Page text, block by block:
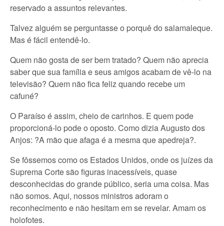
reservado a assuntos relevantes.
Talvez alguém se perguntasse o porquê do salamaleque.
Mas é fácil entendê-lo.
Quem não gosta de ser bem tratado? Quem não aprecia
saber que sua família e seus amigos acabam de vê-lo na
televisão? Quem não fica feliz quando recebe um
cafuné?
O Paraíso é assim, cheio de carinhos. E quem pode
proporcioná-lo pode o oposto. Como dizia Augusto dos
Anjos: ?A mão que afaga é a mesma que apedreja?.
Se fôssemos como os Estados Unidos, onde os juízes da
Suprema Corte são figuras inacessíveis, quase
desconhecidas do grande público, seria uma coisa. Mas
não somos. Aqui, nossos ministros adoram o
reconhecimento e não hesitam em se revelar. Amam os
holofotes.